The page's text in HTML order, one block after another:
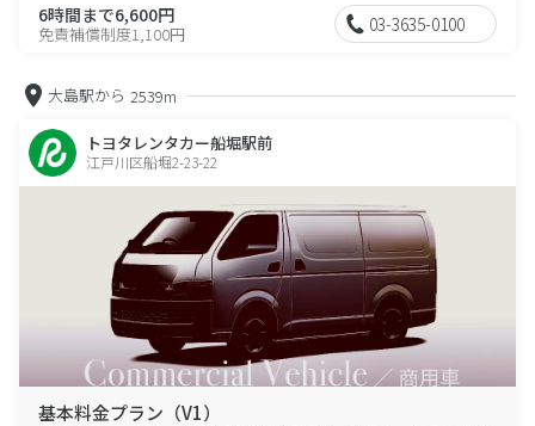
6時間まで6,600円
免責補償制度1,100円 03-3635-0100
大島駅から 2539m
トヨタレンタカー船堀駅前
江戸川区船堀2-23-22
基本料金プラン（V1）